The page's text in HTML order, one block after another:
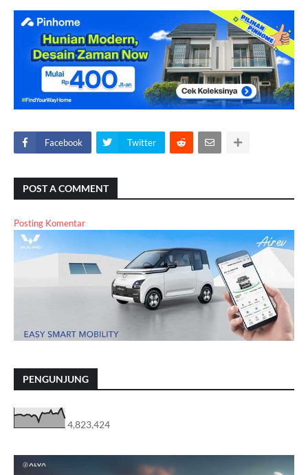
Facebook Twitter
POST A COMMENT
Posting Komentar
PENGUNJUNG
4,823,424